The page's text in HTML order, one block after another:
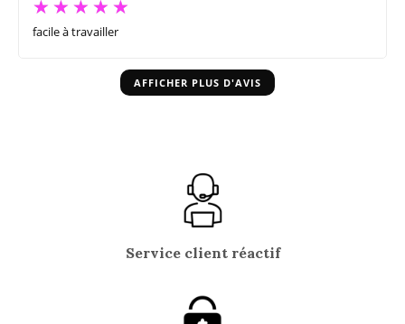
facile à travailler
AFFICHER PLUS D'AVIS
Service client réactif